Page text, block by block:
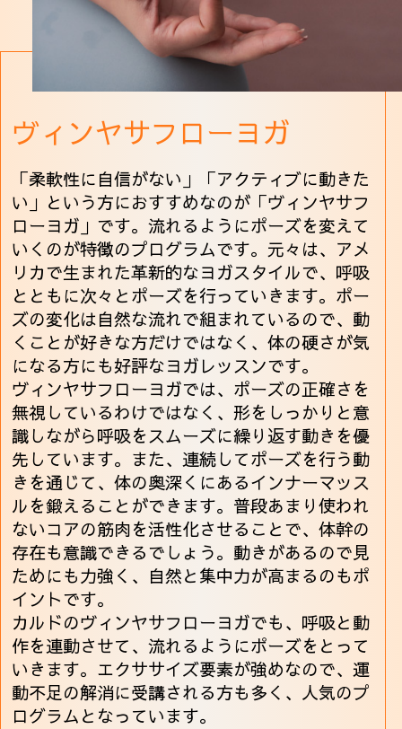
ヴィンヤサフローヨガ
「柔軟性に自信がない」「アクティブに動きた
い」という方におすすめなのが「ヴィンヤサフ
ローヨガ」です。流れるようにポーズを変えて
いくのが特徴のプログラムです。元々は、アメ
リカで生まれた革新的なヨガスタイルで、呼吸
とともに次々とポーズを行っていきます。ポー
ズの変化は自然な流れで組まれているので、動
くことが好きな方だけではなく、体の硬さが気
になる方にも好評なヨガレッスンです。
ヴィンヤサフローヨガでは、ポーズの正確さを
無視しているわけではなく、形をしっかりと意
識しながら呼吸をスムーズに繰り返す動きを優
先しています。また、連続してポーズを行う動
きを通じて、体の奥深くにあるインナーマッス
ルを鍛えることができます。普段あまり使われ
ないコアの筋肉を活性化させることで、体幹の
存在も意識できるでしょう。動きがあるので見
ためにも力強く、自然と集中力が高まるのもポ
イントです。
カルドのヴィンヤサフローヨガでも、呼吸と動
作を連動させて、流れるようにポーズをとって
いきます。エクササイズ要素が強めなので、運
動不足の解消に受講される方も多く、人気のプ
ログラムとなっています。